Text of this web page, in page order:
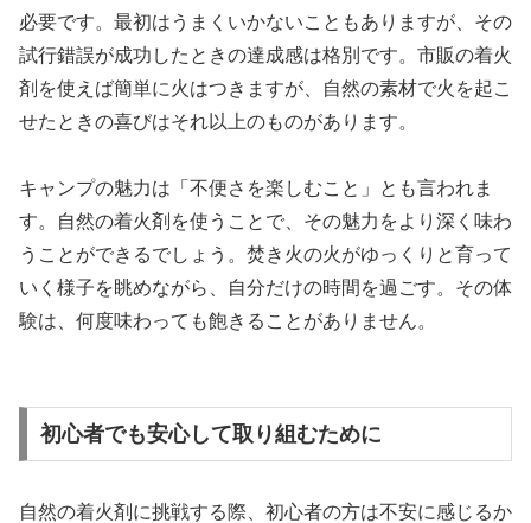
必要です。最初はうまくいかないこともありますが、その
試行錯誤が成功したときの達成感は格別です。市販の着火
剤を使えば簡単に火はつきますが、自然の素材で火を起こ
せたときの喜びはそれ以上のものがあります。
キャンプの魅力は「不便さを楽しむこと」とも言われま
す。自然の着火剤を使うことで、その魅力をより深く味わ
うことができるでしょう。焚き火の火がゆっくりと育って
いく様子を眺めながら、自分だけの時間を過ごす。その体
験は、何度味わっても飽きることがありません。
初心者でも安心して取り組むために
自然の着火剤に挑戦する際、初心者の方は不安に感じるか